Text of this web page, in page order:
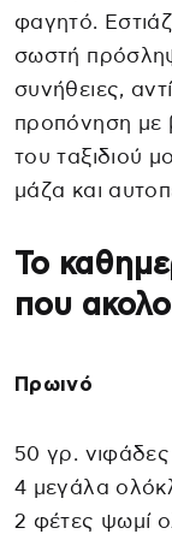
φαγητό.
σωστή
συνήθειες,
προπόνηση με
του ταξιδιού
μάζα και
Το
που
Πρωινό
50 γρ.
4 μεγάλα
2 φέτες ψωμί